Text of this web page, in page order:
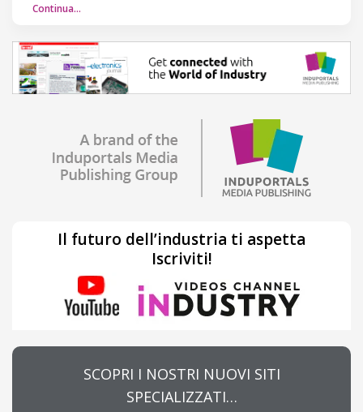
Continua…
Il futuro dell’industria ti aspetta
Iscriviti!
SCOPRI I NOSTRI NUOVI SITI
SPECIALIZZATI…